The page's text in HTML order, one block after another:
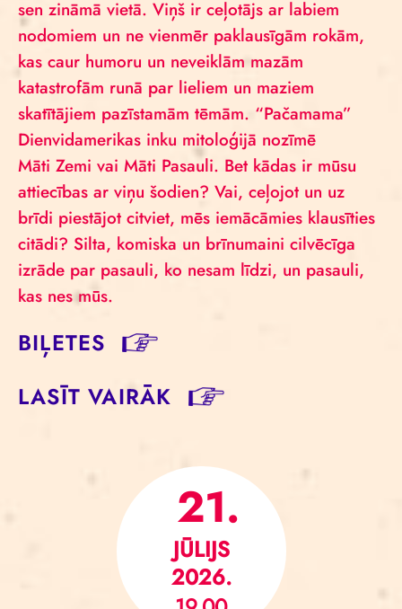
sen zināmā vietā. Viņš ir ceļotājs ar labiem
nodomiem un ne vienmēr paklausīgām rokām,
kas caur humoru un neveiklām mazām
katastrofām runā par lieliem un maziem
skatītājiem pazīstamām tēmām. “Pačamama”
Dienvidamerikas inku mitoloģijā nozīmē
Māti Zemi vai Māti Pasauli. Bet kādas ir mūsu
attiecības ar viņu šodien? Vai, ceļojot un uz
brīdi piestājot citviet, mēs iemācāmies klausīties
citādi? Silta, komiska un brīnumaini cilvēcīga
izrāde par pasauli, ko nesam līdzi, un pasauli,
kas nes mūs.
BIĻETES
LASĪT VAIRĀK
21.
JŪLIJS
2026.